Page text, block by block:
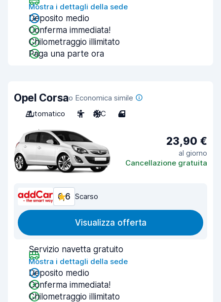
Mostra i dettagli della sede
Deposito medio
Conferma immediata!
Chilometraggio illimitato
Paga una parte ora
Opel Corsao Economica simile
Automatico
5 A/C 4
23,90 €
al giorno
Cancellazione gratuita
6,6 Scarso
Visualizza offerta
Servizio navetta gratuito
Mostra i dettagli della sede
Deposito medio
Conferma immediata!
Chilometraggio illimitato